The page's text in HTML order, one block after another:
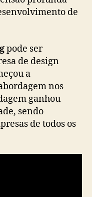
de
pode ser
de design
a
nos
ganhou
sendo
de todos os